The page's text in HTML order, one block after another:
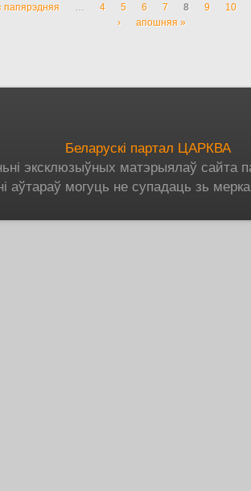
папярэдняя … 4 5 6 7 8 9
10
›
апошняя »
Беларускі партал ЦАРКВА
эксклюзыўных матэрыялаў сайта
аўтараў могуць не супадаць зь